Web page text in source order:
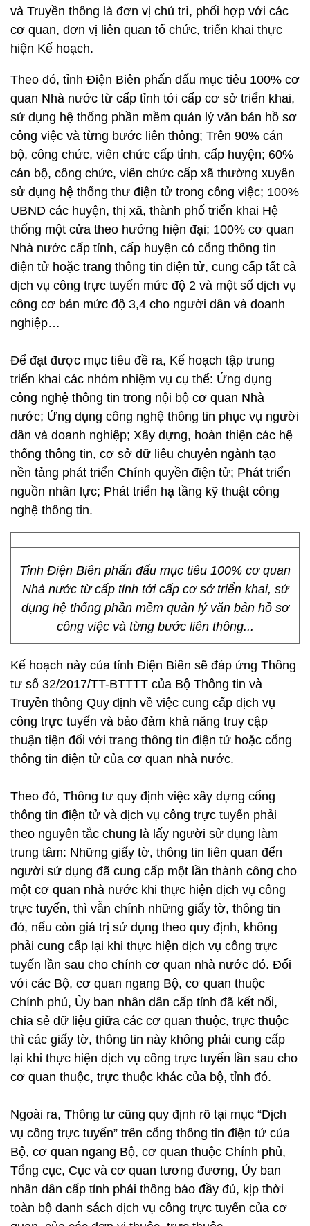
và Truyền thông là đơn vị chủ trì, phối hợp với các
cơ quan, đơn vị liên quan tổ chức, triển khai thực
hiện Kế hoạch.
Theo đó, tỉnh Điện Biên phấn đấu mục tiêu 100% cơ
quan Nhà nước từ cấp tỉnh tới cấp cơ sở triển khai,
sử dụng hệ thống phần mềm quản lý văn bản hồ sơ
công việc và từng bước liên thông; Trên 90% cán
bộ, công chức, viên chức cấp tỉnh, cấp huyện; 60%
cán bộ, công chức, viên chức cấp xã thường xuyên
sử dụng hệ thống thư điện tử trong công việc; 100%
UBND các huyện, thị xã, thành phố triển khai Hệ
thống một cửa theo hướng hiện đại; 100% cơ quan
Nhà nước cấp tỉnh, cấp huyện có cổng thông tin
điện tử hoặc trang thông tin điện tử, cung cấp tất cả
dịch vụ công trực tuyến mức độ 2 và một số dịch vụ
công cơ bản mức độ 3,4 cho người dân và doanh
nghiệp…
Để đạt được mục tiêu đề ra, Kế hoạch tập trung
triển khai các nhóm nhiệm vụ cụ thể: Ứng dụng
công nghệ thông tin trong nội bộ cơ quan Nhà
nước; Ứng dụng công nghệ thông tin phục vụ người
dân và doanh nghiệp; Xây dựng, hoàn thiện các hệ
thống thông tin, cơ sở dữ liêu chuyên ngành tạo
nền tảng phát triển Chính quyền điện tử; Phát triển
nguồn nhân lực; Phát triển hạ tầng kỹ thuật công
nghệ thông tin.
Tỉnh Điện Biên phấn đấu mục tiêu 100% cơ quan
Nhà nước từ cấp tỉnh tới cấp cơ sở triển khai, sử
dụng hệ thống phần mềm quản lý văn bản hồ sơ
công việc và từng bước liên thông...
Kế hoạch này của tỉnh Điện Biên sẽ đáp ứng Thông
tư số 32/2017/TT-BTTTT của Bộ Thông tin và
Truyền thông Quy định về việc cung cấp dịch vụ
công trực tuyến và bảo đảm khả năng truy cập
thuận tiện đối với trang thông tin điện tử hoặc cổng
thông tin điện tử của cơ quan nhà nước.
Theo đó, Thông tư quy định việc xây dựng cổng
thông tin điện tử và dịch vụ công trực tuyến phải
theo nguyên tắc chung là lấy người sử dụng làm
trung tâm: Những giấy tờ, thông tin liên quan đến
người sử dụng đã cung cấp một lần thành công cho
một cơ quan nhà nước khi thực hiện dịch vụ công
trực tuyến, thì vẫn chính những giấy tờ, thông tin
đó, nếu còn giá trị sử dụng theo quy định, không
phải cung cấp lại khi thực hiện dịch vụ công trực
tuyến lần sau cho chính cơ quan nhà nước đó. Đối
với các Bộ, cơ quan ngang Bộ, cơ quan thuộc
Chính phủ, Ủy ban nhân dân cấp tỉnh đã kết nối,
chia sẻ dữ liệu giữa các cơ quan thuộc, trực thuộc
thì các giấy tờ, thông tin này không phải cung cấp
lại khi thực hiện dịch vụ công trực tuyến lần sau cho
cơ quan thuộc, trực thuộc khác của bộ, tỉnh đó.
Ngoài ra, Thông tư cũng quy định rõ tại mục “Dịch
vụ công trực tuyến” trên cổng thông tin điện tử của
Bộ, cơ quan ngang Bộ, cơ quan thuộc Chính phủ,
Tổng cục, Cục và cơ quan tương đương, Ủy ban
nhân dân cấp tỉnh phải thông báo đầy đủ, kịp thời
toàn bộ danh sách dịch vụ công trực tuyến của cơ